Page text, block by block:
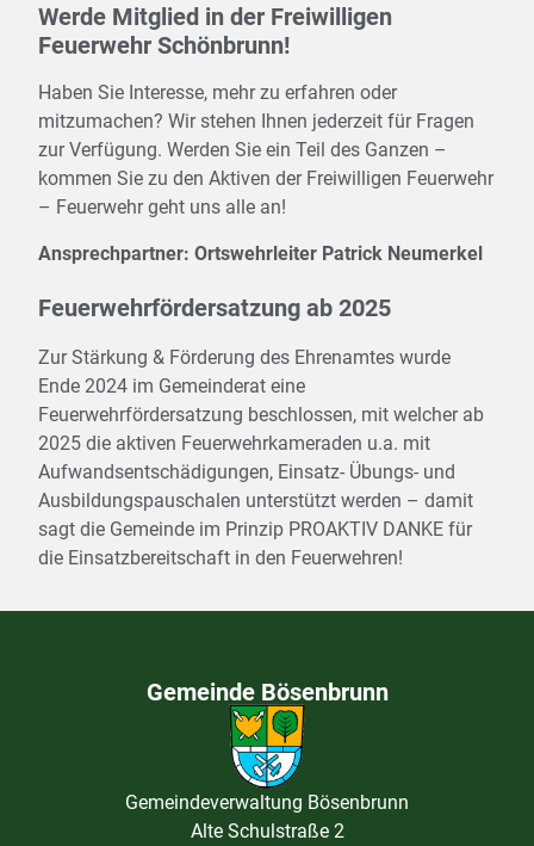
Werde Mitglied in der Freiwilligen
Feuerwehr Schönbrunn!
Haben Sie Interesse, mehr zu erfahren oder
mitzumachen? Wir stehen Ihnen jederzeit für Fragen
zur Verfügung. Werden Sie ein Teil des Ganzen –
kommen Sie zu den Aktiven der Freiwilligen Feuerwehr
– Feuerwehr geht uns alle an!
Ansprechpartner: Ortswehrleiter Patrick Neumerkel
Feuerwehrfördersatzung ab 2025
Zur Stärkung & Förderung des Ehrenamtes wurde
Ende 2024 im Gemeinderat eine
Feuerwehrfördersatzung beschlossen, mit welcher ab
2025 die aktiven Feuerwehrkameraden u.a. mit
Aufwandsentschädigungen, Einsatz- Übungs- und
Ausbildungspauschalen unterstützt werden – damit
sagt die Gemeinde im Prinzip PROAKTIV DANKE für
die Einsatzbereitschaft in den Feuerwehren!
Gemeinde Bösenbrunn
Gemeindeverwaltung Bösenbrunn
Alte Schulstraße 2